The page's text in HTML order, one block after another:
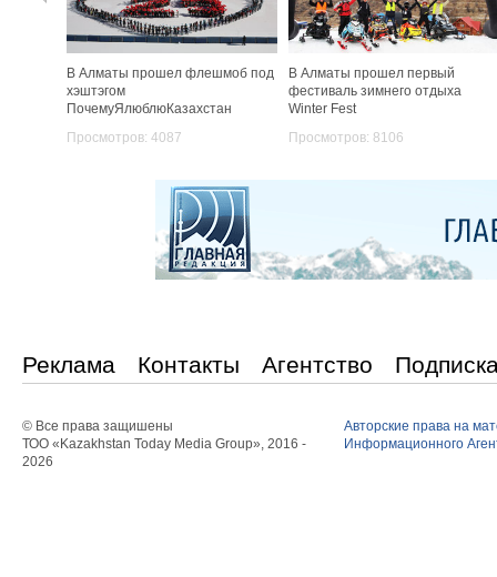
В Алматы прошел флешмоб под
хэштэгом
ПочемуЯлюблюКазахстан
Просмотров: 4087
В Алматы прошел первый
фестиваль зимнего отдыха
Winter Fest
Просмотров: 8106
Реклама Контакты Агентство
© Все права защишены
ТОО «Kazakhstan Today Media Group», 2016 -
2026
Авторские права на
Информационного